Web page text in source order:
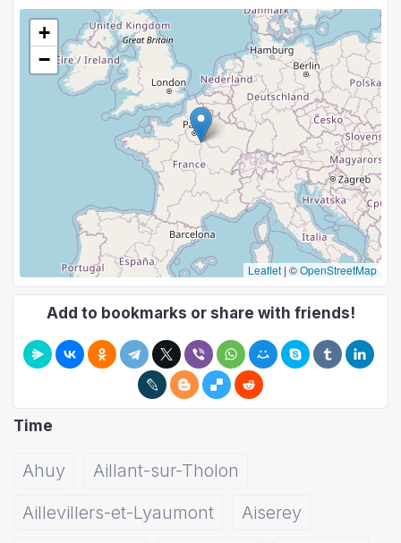
+
−
Leaflet | ©OpenStreetMap
Add to bookmarks or share with friends!
Time
Ahuy
Aillant-sur-Tholon
Aillevillers-et-Lyaumont
Aiserey